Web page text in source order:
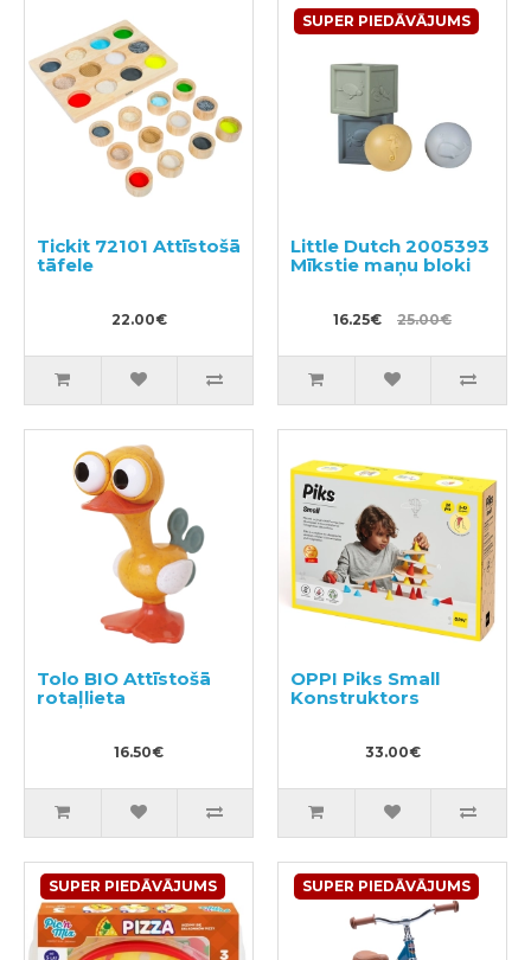
Tickit 72101 Attīstošā
tāfele
22.00€
SUPER PIEDĀVĀJUMS
Little Dutch 2005393
Mīkstie maņu bloki
16.25€ 25.00€
Tolo BIO Attīstošā
rotaļlieta
16.50€
OPPI Piks Small
Konstruktors
33.00€
SUPER PIEDĀVĀJUMS SUPER PIEDĀVĀJUMS